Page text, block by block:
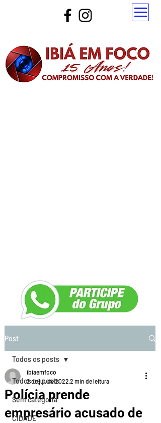
Post
Todos os posts
Sem categoria
CIDADE
Todos os posts
Polícia prende
empresário acusado de
ibiaemfoco
2 de jul. de 2022 2 min de leitura